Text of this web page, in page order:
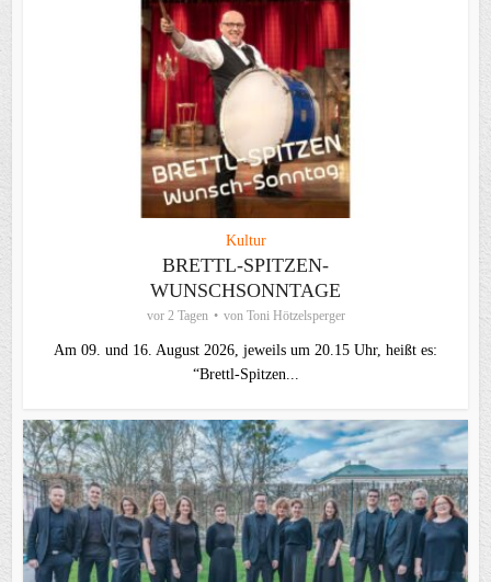
Kultur
BRETTL-SPITZEN-
WUNSCHSONNTAGE
vor 2 Tagen von Toni Hötzelsperger
Am 09. und 16. August 2026, jeweils um 20.15 Uhr, heißt es:
“Brettl-Spitzen...